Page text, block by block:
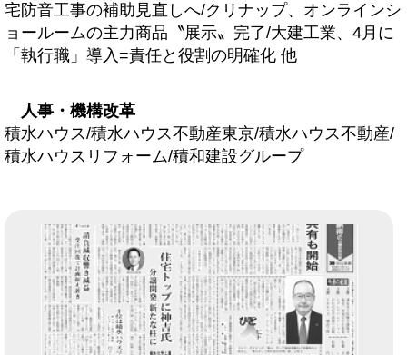
宅防音工事の補助見直しへ/クリナップ、オンラインシ
ョールームの主力商品〝展示〟完了/大建工業、4月に
「執行職」導入=責任と役割の明確化 他
人事・機構改革
積水ハウス/積水ハウス不動産東京/積水ハウス不動産/
積水ハウスリフォーム/積和建設グループ